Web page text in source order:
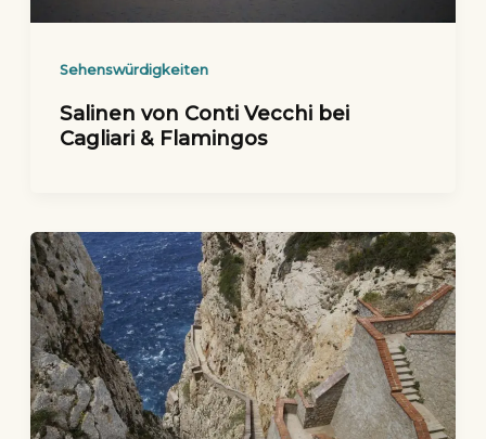
Sehenswürdigkeiten
Salinen von Conti Vecchi bei
Cagliari & Flamingos